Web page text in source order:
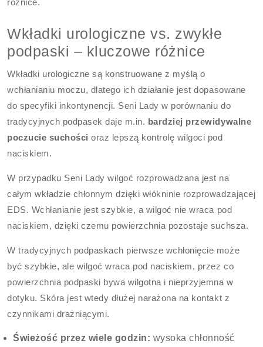
różnice.
Wkładki urologiczne vs. zwykłe
podpaski – kluczowe różnice
Wkładki urologiczne są konstruowane z myślą o
wchłanianiu moczu, dlatego ich działanie jest dopasowane
do specyfiki inkontynencji. Seni Lady w porównaniu do
tradycyjnych podpasek daje m.in. bardziej przewidywalne
poczucie suchości oraz lepszą kontrolę wilgoci pod
naciskiem.
W przypadku Seni Lady wilgoć rozprowadzana jest na
całym wkładzie chłonnym dzięki włókninie rozprowadzającej
EDS. Wchłanianie jest szybkie, a wilgoć nie wraca pod
naciskiem, dzięki czemu powierzchnia pozostaje suchsza.
W tradycyjnych podpaskach pierwsze wchłonięcie może
być szybkie, ale wilgoć wraca pod naciskiem, przez co
powierzchnia podpaski bywa wilgotna i nieprzyjemna w
dotyku. Skóra jest wtedy dłużej narażona na kontakt z
czynnikami drażniącymi.
Świeżość przez wiele godzin: wysoka chłonność